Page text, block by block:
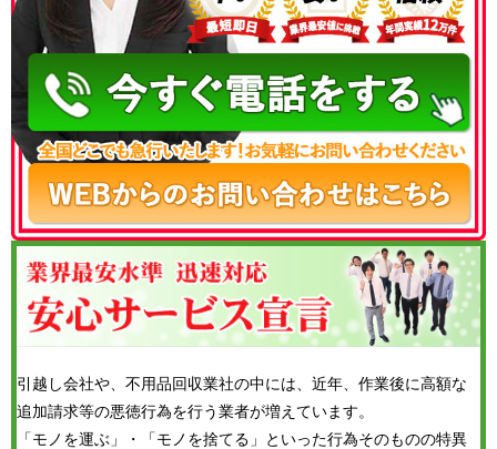
050-3186-4780
引越し会社や、不用品回収業社の中には、近年、作業後に高額な
追加請求等の悪徳行為を行う業者が増えています。
「モノを運ぶ」・「モノを捨てる」といった行為そのものの特異